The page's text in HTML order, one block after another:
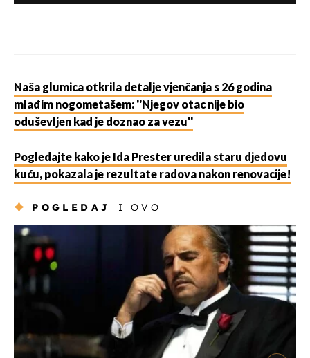
Naša glumica otkrila detalje vjenčanja s 26 godina
mlađim nogometašem: ''Njegov otac nije bio
oduševljen kad je doznao za vezu''
Pogledajte kako je Ida Prester uredila staru djedovu
kuću, pokazala je rezultate radova nakon renovacije!
POGLEDAJ I OVO